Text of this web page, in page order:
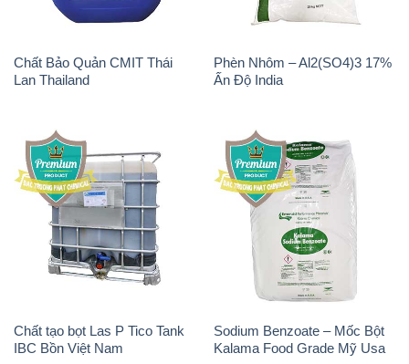
Chất Bảo Quản CMIT Thái
Lan Thailand
Phèn Nhôm – Al2(SO4)3 17%
Ấn Độ India
Chất tạo bọt Las P Tico Tank
IBC Bồn Việt Nam
Sodium Benzoate – Mốc Bột
Kalama Food Grade Mỹ Usa